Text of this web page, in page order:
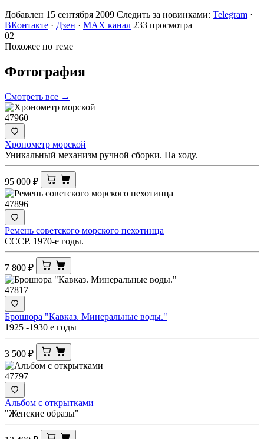
Добавлен 15 сентября 2009 Следить за новинками: Telegram ·
ВКонтакте · Дзен · MAX канал 233 просмотра
02
Похожее по теме
Фотография
Смотреть все →
47960
Хронометр морской
Уникальный механизм ручной сборки. На ходу.
95 000 ₽
47896
Ремень советского морского пехотинца
СССР. 1970-е годы.
7 800 ₽
47817
Брошюра "Кавказ. Минеральные воды."
1925 -1930 е годы
3 500 ₽
47797
Альбом с открытками
"Женские образы"